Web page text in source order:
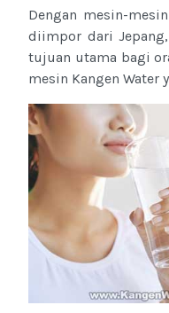
Dengan mesin-
diimpor dari
tujuan utama bagi
mesin Kangen Water